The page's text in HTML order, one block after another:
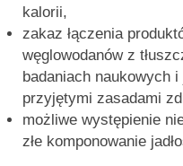
kalorii,
zakaz łączenia
węglowodanów z
badaniach naukowych
przyjętymi zasadami
możliwe występienie
złe komponowanie